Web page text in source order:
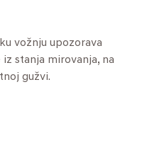
vožnju upozorava
stanja mirovanja, na
gužvi.